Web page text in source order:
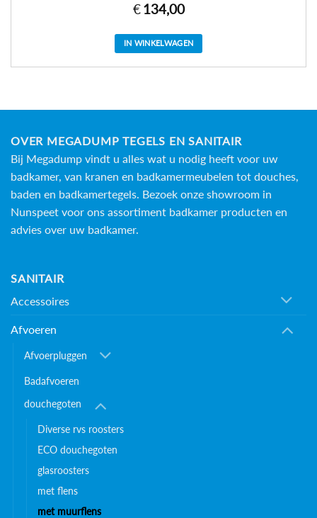
€ 134,00
IN WINKELWAGEN
OVER MEGADUMP TEGELS EN SANITAIR
Bij Megadump vindt u alles wat u nodig heeft voor uw
badkamer, van kranen en badkamermeubelen tot douches,
baden en badkamertegels . Bezoek onze showroom in
Nunspeet voor ons assortiment badkamer producten en
advies over uw badkamer.
SANITAIR
Accessoires
Afvoeren
Afvoerpluggen
Badafvoeren
douchegoten
Diverse rvs roosters
ECO douchegoten
glasroosters
met flens
met muurflens